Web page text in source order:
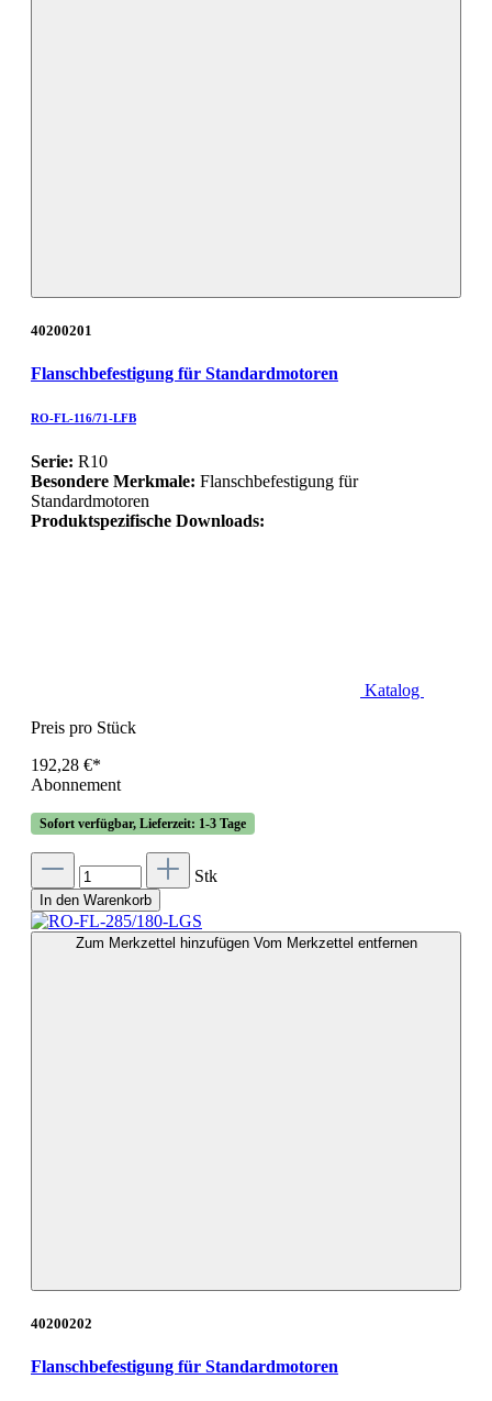
40200201
Flanschbefestigung für Standardmotoren
RO-FL-116/71-LFB
Serie: R10
Besondere Merkmale: Flanschbefestigung für
Standardmotoren
Produktspezifische Downloads:
Katalog
Preis pro Stück
192,28 €*
Abonnement
Sofort verfügbar, Lieferzeit: 1-3 Tage
Stk
In den Warenkorb
Zum Merkzettel hinzufügen Vom Merkzettel entfernen
40200202
Flanschbefestigung für Standardmotoren